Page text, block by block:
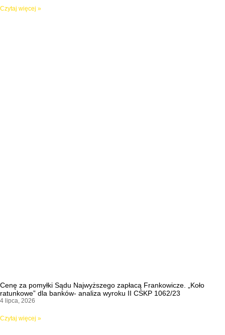
Czytaj więcej »
Cenę za pomyłki Sądu Najwyższego zapłacą Frankowicze. „Koło
ratunkowe” dla banków- analiza wyroku II CSKP 1062/23
4 lipca, 2026
Czytaj więcej »